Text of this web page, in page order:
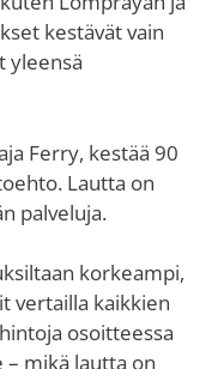
kestävät vain
yleensä
Ferry, kestää 90
Lautta on
palveluja.
korkeampi,
vertailla kaikkien
osoitteessa
– mikä lautta on